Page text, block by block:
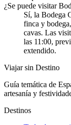
¿Se puede visitar
Sí, la Bodega
finca y
cavas. Las
las 11:00,
extendido.
Viajar sin Destino
Guía temática de
artesanía y
Destinos